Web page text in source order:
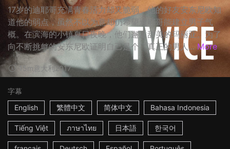
17岁的迪耶哥充满青春活力却又脆弱，他的好友安东尼欧知
道他的弱点，虽然不以为意却仍希望迪耶哥能建立男子气
概。在滨海的小镇夏日夜晚，他们邂逅甜美的玛丽亚。为了
向不断挑衅的安东尼欧证明自己是个「真正的男人... More
15m 意大利2017
字幕
English
繁體中文 简体中文 Bahasa Indonesia
Tiếng Việt ภาษาไทย 日本語 한국어